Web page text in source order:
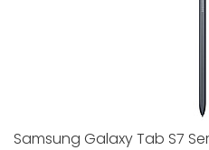
Samsung Galaxy Tab S7